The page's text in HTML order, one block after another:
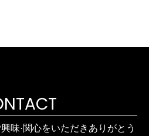
味·関心をいただきありがとう